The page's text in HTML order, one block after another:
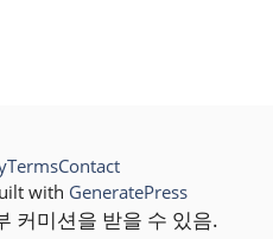
with GeneratePress
커미션을 받을 수 있음.
TermsContact